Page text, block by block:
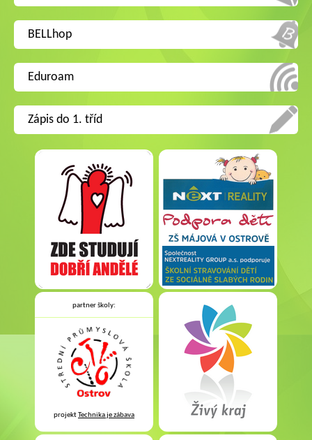
BELLhop
Eduroam
Zápis do 1. tříd
partner školy:
projektTechnika je zábava